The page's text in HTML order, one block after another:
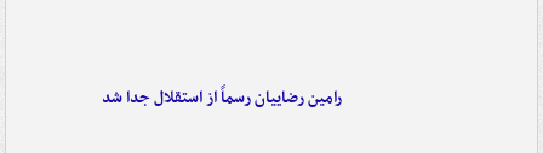
رامین رضاییان رسماً از استقلال جدا شد